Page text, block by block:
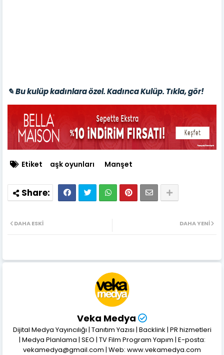
✎ Bu kulüp kadınlara özel. Kadınca Kulüp. Tıkla, gör!
Etiket aşk oyunları Manşet
DAHA YENI
DAHA ESKI
Veka Medya
Dijital Medya Yayıncılığı | Tanıtım Yazısı | Backlink | PR hizmetleri
| Medya Planlama | SEO | TV Film Program Yapım | E-posta:
vekamedya@gmail.com | Web: www.vekamedya.com